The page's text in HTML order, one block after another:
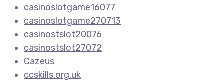
casinoslotgame16077
casinoslotgame270713
casinostslot20076
casinostslot27072
Cazeus
ccskills.org.uk